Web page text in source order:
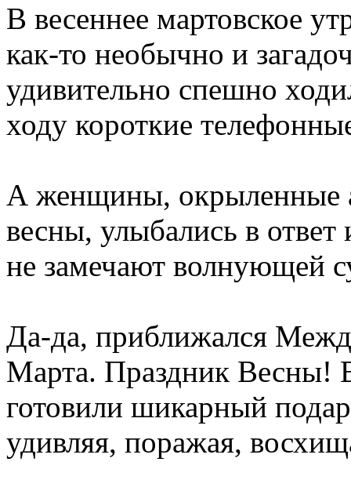
В весеннее мартовское
как-то необычно и
удивительно спешно
ходу короткие
А женщины, окрыленные
весны, улыбались в
не замечают волнующей
Да-да, приближался
Марта. Праздник Весны!
готовили шикарный
удивляя, поражая,